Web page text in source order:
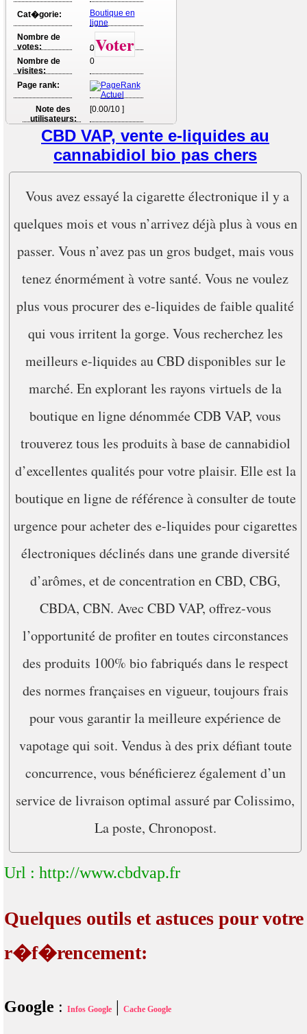
Cat�gorie:
Boutique en
ligne
Nombre de
votes:
0Voter
Nombre de
visites:
0
Page rank:
Note des
utilisateurs:
[0.00/10 ]
CBD VAP, vente e-liquides au
cannabidiol bio pas chers
Vous avez essayé la cigarette électronique il y a
quelques mois et vous n’arrivez déjà plus à vous en
passer. Vous n’avez pas un gros budget, mais vous
tenez énormément à votre santé. Vous ne voulez
plus vous procurer des e-liquides de faible qualité
qui vous irritent la gorge. Vous recherchez les
meilleurs e-liquides au CBD disponibles sur le
marché. En explorant les rayons virtuels de la
boutique en ligne dénommée CDB VAP, vous
trouverez tous les produits à base de cannabidiol
d’excellentes qualités pour votre plaisir. Elle est la
boutique en ligne de référence à consulter de toute
urgence pour acheter des e-liquides pour cigarettes
électroniques déclinés dans une grande diversité
d’arômes, et de concentration en CBD, CBG,
CBDA, CBN. Avec CBD VAP, offrez-vous
l’opportunité de profiter en toutes circonstances
des produits 100% bio fabriqués dans le respect
des normes françaises en vigueur, toujours frais
pour vous garantir la meilleure expérience de
vapotage qui soit. Vendus à des prix défiant toute
concurrence, vous bénéficierez également d’un
service de livraison optimal assuré par Colissimo,
La poste, Chronopost.
Url : http://www.cbdvap.fr
Quelques outils et astuces pour votre
r�f�rencement:
Google : Infos Google Cache Google